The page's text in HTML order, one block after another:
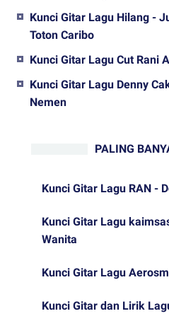
Kunci Gitar Lagu Hilang -
Toton Caribo
Kunci Gitar Lagu Cut Rani
Kunci Gitar Lagu Denny
Nemen
PALING
Kunci Gitar Lagu RAN -
Kunci Gitar Lagu
Wanita
Kunci Gitar Lagu
Kunci Gitar dan Lirik